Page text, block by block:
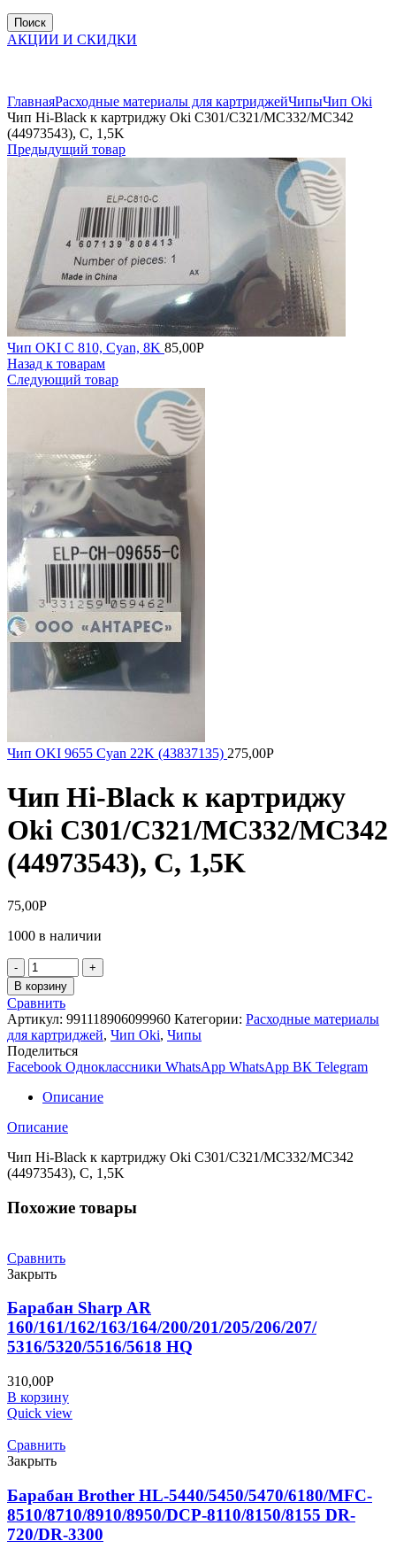
Поиск
АКЦИИ И СКИДКИ
ГлавнаяРасходные материалы для картриджейЧипыЧип Oki
Чип Hi-Black к картриджу Oki C301/C321/MC332/MC342
(44973543), C, 1,5K
Предыдущий товар
Чип OKI С 810, Cyan, 8K 85,00Р
Назад к товарам
Следующий товар
Чип OKI 9655 Cyan 22K (43837135) 275,00Р
Чип Hi-Black к картриджу
Oki C301/C321/MC332/MC342
(44973543), C, 1,5K
75,00Р
1000 в наличии
Количество
товара
Чип
Hi-
Black
к
картриджу
Oki
C301/C321/MC332/MC342
(44973543),
C,
В корзину
Сравнить
Артикул: 991118906099960 Категории: Расходные материалы
для картриджей, Чип Oki, Чипы
Поделиться
Facebook Одноклассники WhatsApp WhatsApp ВК Telegram
Описание
Описание
Чип Hi-Black к картриджу Oki C301/C321/MC332/MC342
(44973543), C, 1,5K
Похожие товары
Сравнить
Закрыть
Барабан Sharp AR
160/161/162/163/164/200/201/205/206/207/
5316/5320/5516/5618 HQ
310,00Р
В корзину
Quick view
Сравнить
Закрыть
Барабан Brother HL-5440/5450/5470/6180/MFC-
8510/8710/8910/8950/DCP-8110/8150/8155 DR-
720/DR-3300